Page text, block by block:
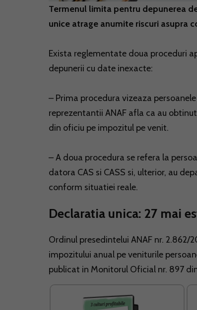
Termenul limita pentru depunerea
unice atrage anumite riscuri asupra
Exista reglementate doua proceduri
depunerii cu date inexacte:
– Prima procedura vizeaza
reprezentantii ANAF afla ca au
din oficiu pe impozitul pe venit.
– A doua procedura se refera la
datora CAS si CASS si, ulterior, au
conform situatiei reale.
Declaratia unica: 27 mai
Ordinul presedintelui ANAF nr.
impozitului anual pe veniturile
publicat in Monitorul Oficial nr. 897